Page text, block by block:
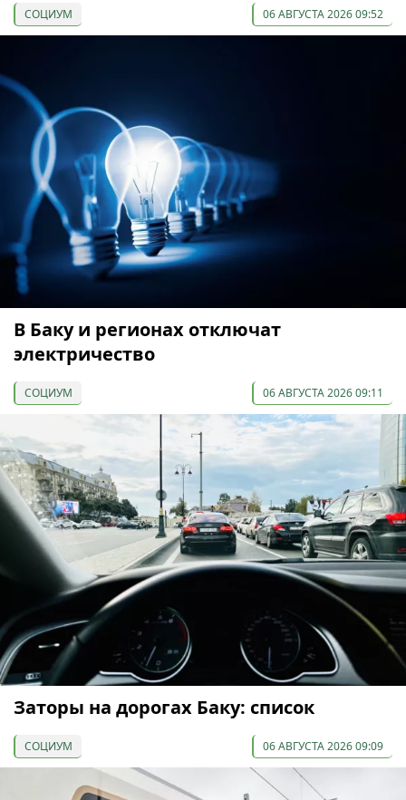
СОЦИУМ 06 АВГУСТА 2026 09:52
В Баку и регионах отключат
электричество
СОЦИУМ 06 АВГУСТА 2026 09:11
Заторы на дорогах Баку: список
СОЦИУМ 06 АВГУСТА 2026 09:09